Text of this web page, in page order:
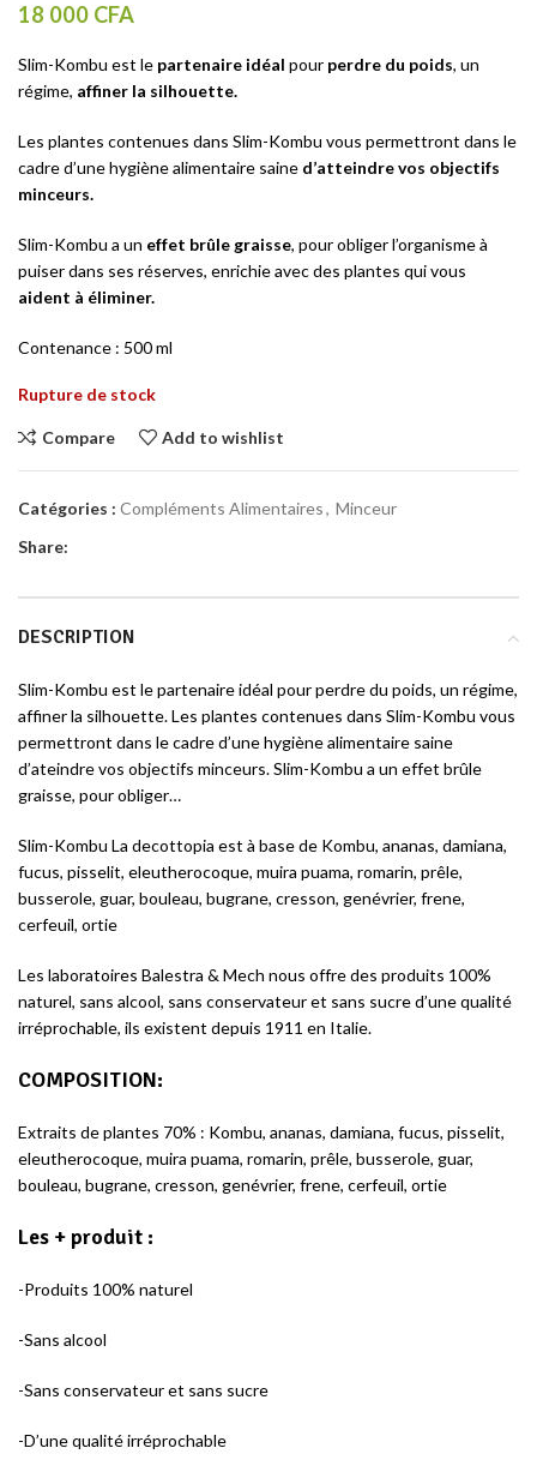
18 000 CFA
Slim-Kombu est le partenaire idéal pour perdre du poids, un
régime, affiner la silhouette.
Les plantes contenues dans Slim-Kombu vous permettront dans le
cadre d’une hygiène alimentaire saine d’atteindre vos objectifs
minceurs.
Slim-Kombu a un effet brûle graisse, pour obliger l’organisme à
puiser dans ses réserves, enrichie avec des plantes qui vous
aident à éliminer.
Contenance : 500 ml
Rupture de stock
Compare Add to wishlist
Catégories : Compléments Alimentaires, Minceur
Share:
DESCRIPTION
Slim-Kombu est le partenaire idéal pour perdre du poids, un régime,
affiner la silhouette. Les plantes contenues dans Slim-Kombu vous
permettront dans le cadre d’une hygiène alimentaire saine
d’ateindre vos objectifs minceurs. Slim-Kombu a un effet brûle
graisse, pour obliger…
Slim-Kombu La decottopia est à base de Kombu, ananas, damiana,
fucus, pisselit, eleutherocoque, muira puama, romarin, prêle,
busserole, guar, bouleau, bugrane, cresson, genévrier, frene,
cerfeuil, ortie
Les laboratoires Balestra & Mech nous offre des produits 100%
naturel, sans alcool, sans conservateur et sans sucre d’une qualité
irréprochable, ils existent depuis 1911 en Italie.
COMPOSITION:
Extraits de plantes 70% : Kombu, ananas, damiana, fucus, pisselit,
eleutherocoque, muira puama, romarin, prêle, busserole, guar,
bouleau, bugrane, cresson, genévrier, frene, cerfeuil, ortie
Les + produit :
-Produits 100% naturel
-Sans alcool
-Sans conservateur et sans sucre
-D’une qualité irréprochable